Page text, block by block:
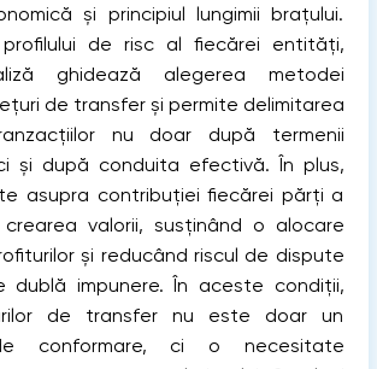
și principiul lungimii brațului.
profilului de risc al fiecărei entități,
ghidează alegerea metodei
de transfer și permite delimitarea
nu doar după termenii
și după conduita efectivă. În plus,
asupra contribuției fiecărei părți a
valorii, susținând o alocare
și reducând riscul de dispute
dublă impunere. În aceste condiții,
de transfer nu este doar un
conformare, ci o necesitate